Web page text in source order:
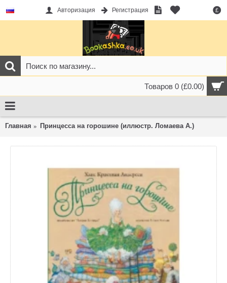
£
Авторизация Регистрация
Товаров 0 (£0.00)
Главная Принцесса на горошине (иллюстр. Ломаева А.)